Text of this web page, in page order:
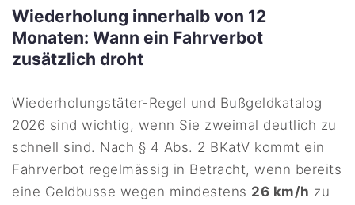
Wiederholung innerhalb von 12
Monaten: Wann ein Fahrverbot
zusätzlich droht
Wiederholungstäter-Regel und Bußgeldkatalog
2026 sind wichtig, wenn Sie zweimal deutlich zu
schnell sind. Nach § 4 Abs. 2 BKatV kommt ein
Fahrverbot regelmässig in Betracht, wenn bereits
eine Geldbusse wegen mindestens 26 km/h zu